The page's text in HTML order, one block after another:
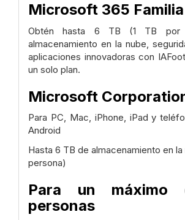
Microsoft 365 Familia
Obtén hasta 6 TB (1 TB por
almacenamiento en la nube,
aplicaciones innovadoras con
un solo plan.
Microsoft
Para PC, Mac, iPhone, iPad y
Android
Hasta 6 TB de almacenamiento en
persona)
Para un máximo
personas